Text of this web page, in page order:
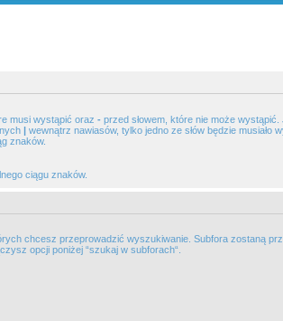
musi wystąpić oraz - przed słowem, które nie może wystąpić.
| wewnątrz nawiasów, tylko jedno ze słów będzie musiało
znaków.
ciągu znaków.
chcesz przeprowadzić wyszukiwanie. Subfora zostaną
opcji poniżej “szukaj w subforach“.